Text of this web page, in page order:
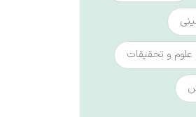
علوم و تحقیقات